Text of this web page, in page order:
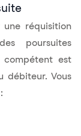
réquisition
poursuites
est
débiteur. Vous